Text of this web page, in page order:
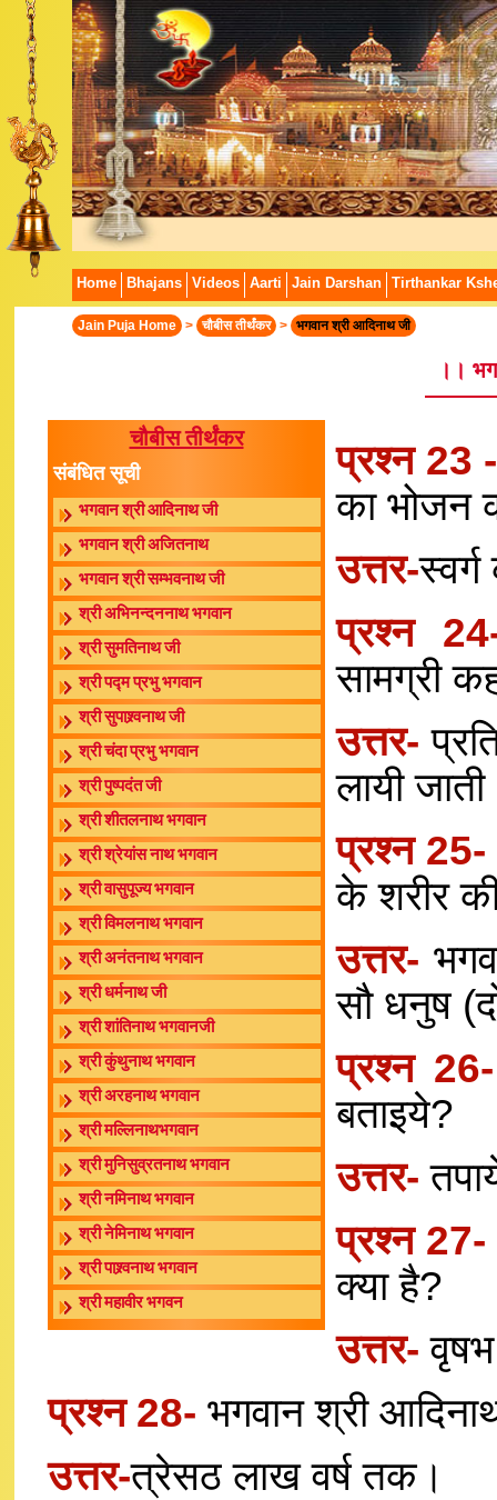
Home Bhajans Videos Aarti Jain Darshan Tirthankar
Jain Puja Home > चौबीस तीर्थंकर > भगवान श्री आदिनाथ जी
।।
चौबीस तीर्थंकर
संबंधित सूची
भगवान श्री आदिनाथ जी
भगवान श्री अजितनाथ
भगवान श्री सम्भवनाथ जी
श्री अभिनन्दननाथ भगवान
श्री सुमतिनाथ जी
श्री पद्म प्रभु भगवान
श्री सुपाश्र्वनाथ जी
श्री चंदा प्रभु भगवान
श्री पुष्पदंत जी
श्री शीतलनाथ भगवान
श्री श्रेयांस नाथ भगवान
श्री वासुपूज्य भगवान
श्री विमलनाथ भगवान
श्री अनंतनाथ भगवान
श्री धर्मनाथ जी
श्री शांतिनाथ भगवानजी
श्री कुंथुनाथ भगवान
श्री अरहनाथ भगवान
श्री मल्लिनाथभगवान
श्री मुनिसुव्रतनाथ भगवान
श्री नमिनाथ भगवान
श्री नेमिनाथ भगवान
श्री पाश्र्वनाथ भगवान
श्री महावीर भगवन
प्रश्न 23
का भोजन
उत्तर-
प्रश्न
सामग्री
उत्तर-
लायी
प्रश्न
के शरीर
उत्तर-
सौ धनुष
प्रश्न
बताइये?
उत्तर-
प्रश्न 27-
क्या है?
उत्तर-
प्रश्न 28- भगवान श्री
उत्तर-त्रेसठ लाख वर्ष तक।